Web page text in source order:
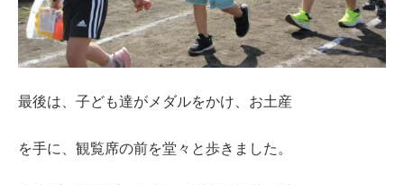
最後は、子ども達がメダルをかけ、お土産
を手に、観覧席の前を堂々と歩きました。